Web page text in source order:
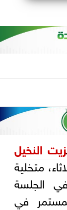
زيت النخيل
متخلية
الجلسة
في